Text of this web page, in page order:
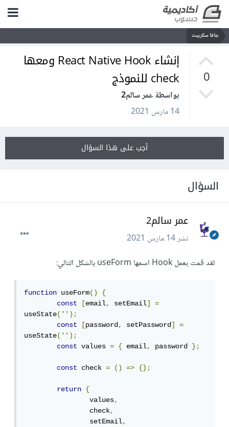
جافا سكريبت
0
إنشاء React Native Hook ومعها
check للنموذج
بواسطة عمر سالم2
14 مارس 2021
أجب على هذا السؤال
السؤال
عمر سالم2
نشر14 مارس 2021
لقد قمت بعمل Hook اسمها useForm بالشكل التالي:
function useForm()
{
const
[email, setEmail]
=
useState('');
const
[password, setPassword]
=
useState('');
const values = { email, password };
const check = () => {};
return
{
		values
,
		check
,
		setEmail
,